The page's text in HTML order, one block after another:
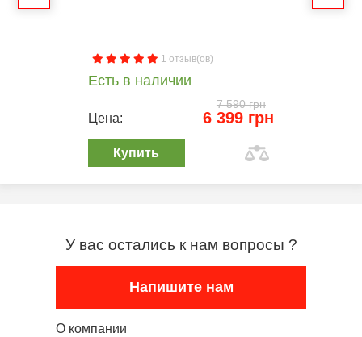
1 отзыв(ов)
Есть в наличии
7 590 грн
Цена: 6 399 грн
Купить
У вас остались к нам вопросы ?
Напишите нам
О компании